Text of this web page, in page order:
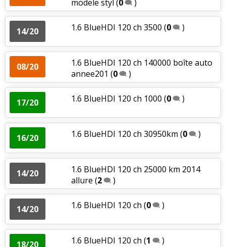
modele styl (0 )
14/20 1.6 BlueHDI 120 ch 3500 (0 )
08/20
1.6 BlueHDI 120 ch 140000 boîte auto
annee201 (0 )
17/20 1.6 BlueHDI 120 ch 1000 (0 )
16/20 1.6 BlueHDI 120 ch 30950km (0 )
14/20
1.6 BlueHDI 120 ch 25000 km 2014
allure (2 )
14/20 1.6 BlueHDI 120 ch (0 )
18/20 1.6 BlueHDI 120 ch (1 )